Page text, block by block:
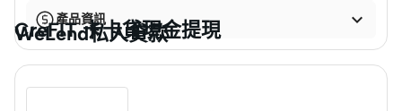
產品資訊 
WeLend私人貸款
CreFIT 卡卡貸現金提現